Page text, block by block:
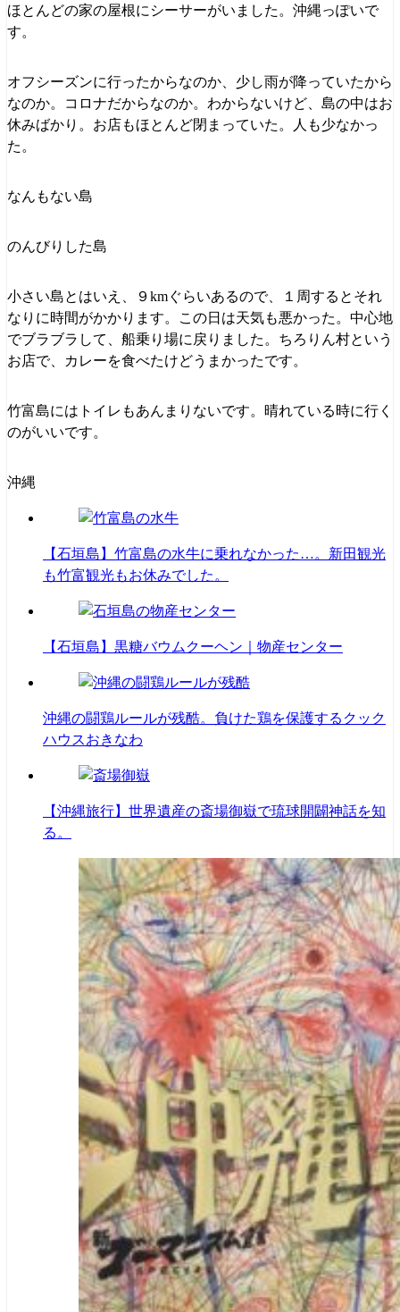
ほとんどの家の屋根にシーサーがいました。沖縄っぽいで
す。
オフシーズンに行ったからなのか、少し雨が降っていたから
なのか。コロナだからなのか。わからないけど、島の中はお
休みばかり。お店もほとんど閉まっていた。人も少なかっ
た。
なんもない島
のんびりした島
小さい島とはいえ、９kmぐらいあるので、１周するとそれ
なりに時間がかかります。この日は天気も悪かった。中心地
でブラブラして、船乗り場に戻りました。ちろりん村という
お店で、カレーを食べたけどうまかったです。
竹富島にはトイレもあんまりないです。晴れている時に行く
のがいいです。
沖縄
【石垣島】竹富島の水牛に乗れなかった…。新田観光
も竹富観光もお休みでした。
【石垣島】黒糖バウムクーヘン｜物産センター
沖縄の闘鶏ルールが残酷。負けた鶏を保護するクック
ハウスおきなわ
【沖縄旅行】世界遺産の斎場御嶽で琉球開闢神話を知
る。